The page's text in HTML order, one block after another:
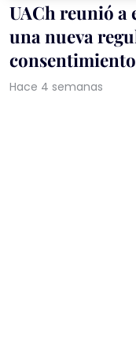
UACh reunió a
una nueva
Hace 4 semanas